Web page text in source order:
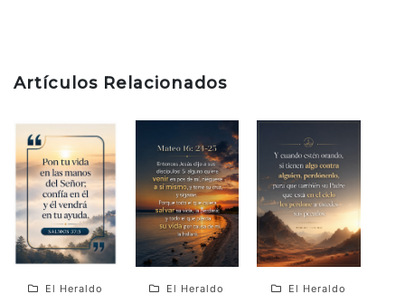
Artículos Relacionados
El Heraldo El Heraldo El Heraldo